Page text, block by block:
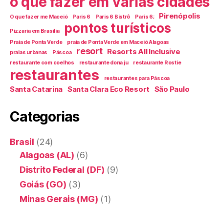
O que fazer me Maceió Paris 6 Paris 6 Bistrô Paris 6; Pirenópolis
Pizzaria em Brasília pontos turísticos
Praia de Ponta Verde
praia de Ponta Verde em Maceió Alagoas
praias urbanas
Páscoa resort Resorts All Inclusive
restaurante com coelhos restaurante dona ju restaurante Rostie
restaurantes restaurantes para Páscoa
Santa Catarina Santa Clara Eco Resort São Paulo
Categorias
Brasil (24)
Alagoas (AL) (6)
Distrito Federal (DF) (9)
Goiás (GO) (3)
Minas Gerais (MG) (1)